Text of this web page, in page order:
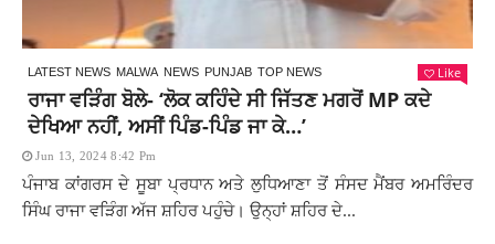
LATEST NEWS MALWA NEWS PUNJAB TOP NEWS Like
ਰਾਜਾ ਵੜਿੰਗ ਬੋਲੇ- ‘ਲੋਕ ਕਹਿੰਦੇ ਸੀ ਜਿੱਤਣ ਮਗਰੋਂ MP ਕਦੇ
ਦੇਖਿਆ ਨਹੀਂ, ਅਸੀਂ ਪਿੰਡ-ਪਿੰਡ ਜਾ ਕੇ…’
Jun 13, 2024 8:42 Pm
ਪੰਜਾਬ ਕਾਂਗਰਸ ਦੇ ਸੂਬਾ ਪ੍ਰਧਾਨ ਅਤੇ ਲੁਧਿਆਣਾ ਤੋਂ ਸੰਸਦ ਮੈਂਬਰ ਅਮਰਿੰਦਰ
ਸਿੰਘ ਰਾਜਾ ਵੜਿੰਗ ਅੱਜ ਸ਼ਹਿਰ ਪਹੁੰਚੇ। ਉਨ੍ਹਾਂ ਸ਼ਹਿਰ ਦੇ...